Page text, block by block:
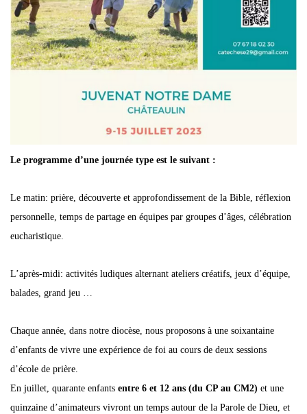
Le programme d’une journée type est le suivant :
Le matin: prière, découverte et approfondissement de la Bible, réflexion
personnelle, temps de partage en équipes par groupes d’âges, célébration
eucharistique.
L’après-midi: activités ludiques alternant ateliers créatifs, jeux d’équipe,
balades, grand jeu …
Chaque année, dans notre diocèse, nous proposons à une soixantaine
d’enfants de vivre une expérience de foi au cours de deux sessions
d’école de prière.
En juillet, quarante enfants entre 6 et 12 ans (du CP au CM2) et une
quinzaine d’animateurs vivront un temps autour de la Parole de Dieu, et